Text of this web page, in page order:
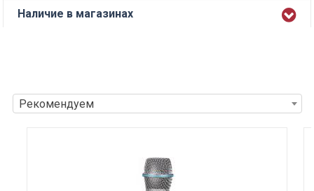
Наличие в магазинах
Рекомендуем